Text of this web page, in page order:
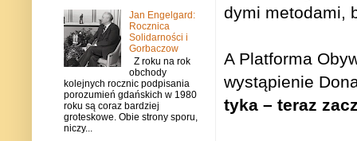
dymi meto­dami,
A Plat­forma
wystą­pie­nie
tyka – teraz
Jan Engelgard:
Rocznica
Solidarności i
Gorbaczow
Z roku na rok
obchody
kolejnych rocznic podpisania
porozumień gdańskich w 1980
roku są coraz bardziej
groteskowe. Obie strony sporu,
niczy...